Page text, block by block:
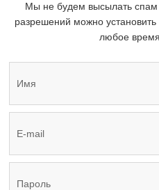
Мы не будем высылать спам
разрешений можно
любое